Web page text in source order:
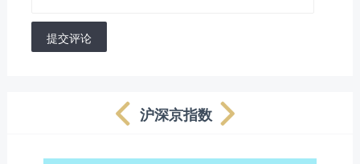
提交评论
沪深京指数